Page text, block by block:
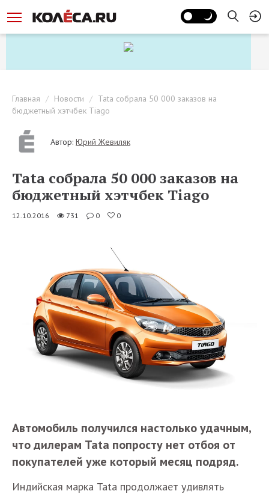
Главная Новости
Tata собрала 50 000 заказов на
бюджетный хэтчбек Tiago
Автор: Юрий Жевиляк
Tata собрала 50 000 заказов на
бюджетный хэтчбек Tiago
12.10.2016 731 0 0
Автомобиль получился настолько удачным,
что дилерам Tata попросту нет отбоя от
покупателей уже который месяц подряд.
Индийская марка Tata продолжает удивлять